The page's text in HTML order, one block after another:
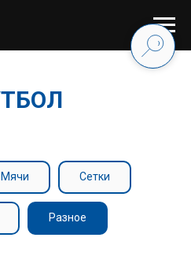
Мячи Сетки
Разное